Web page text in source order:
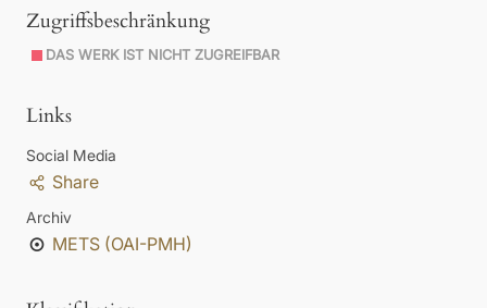
Zugriffsbeschränkung
DAS WERK IST NICHT ZUGREIFBAR
Links
Social Media
Share
Archiv
METS (OAI-PMH)